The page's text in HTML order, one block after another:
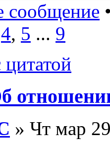
сообщение
4, 5 ... 9
цитатой
» Чт мар